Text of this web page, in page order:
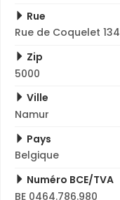
Rue
Rue de Coquelet 134
Zip
5000
Ville
Namur
Pays
Belgique
Numéro BCE/TVA
BE 0464.786.980